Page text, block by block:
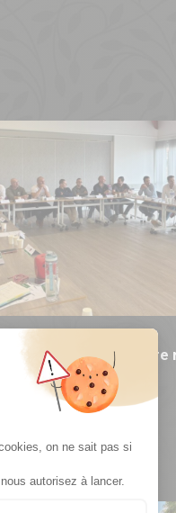
Consentement
on ne sait pas si
autorisez à lancer.
Daniel Moquet, octobre
régionales !